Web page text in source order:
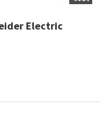
Electric